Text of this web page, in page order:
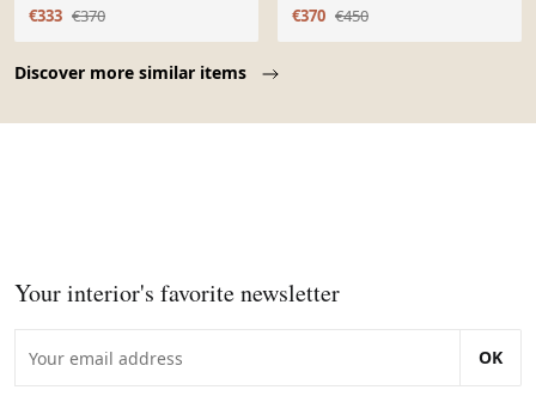
Discover more similar items
€333 €370
€370 €450
Your interior's favorite newsletter
OK